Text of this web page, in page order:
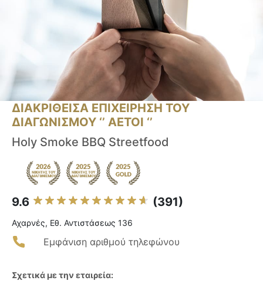
ΔΙΑΚΡΙΘΕΙΣΑ ΕΠΙΧΕΙΡΗΣΗ ΤΟΥ
ΔΙΑΓΩΝΙΣΜΟΥ ‘’ ΑΕΤΟΙ ‘’
Holy Smoke BBQ Streetfood
9.6 (391)
Αχαρνές, Εθ. Αντιστάσεως 136
Εμφάνιση αριθμού τηλεφώνου
Σχετικά με την εταιρεία: